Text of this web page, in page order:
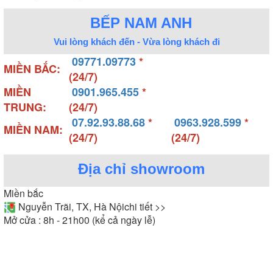
BẾP NAM ANH
Vui lòng khách đến - Vừa lòng khách đi
MIỀN BẮC: 09771.09773*
(24/7)
MIỀN
TRUNG:
0901.965.455*
(24/7)
MIỀN NAM:
07.92.93.88.68*
(24/7)
0963.928.599*
(24/7)
Địa chỉ showroom
Miền bắc
Nguyễn Trãi, TX, Hà Nộichi tiết >>
Mở cửa : 8h - 21h00 (kể cả ngày lễ)